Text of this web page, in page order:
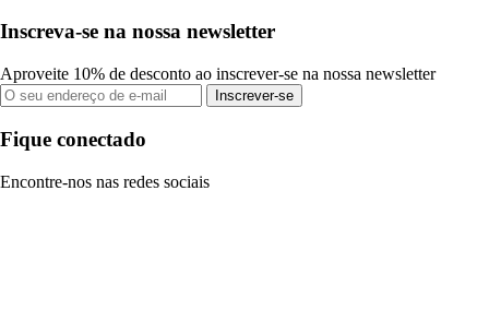
Inscreva-se na nossa newsletter
Aproveite 10% de desconto ao inscrever-se na nossa newsletter
Inscrever-se
Fique conectado
Encontre-nos nas redes sociais